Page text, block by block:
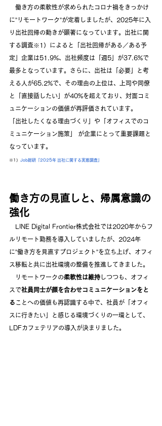
働き方の柔軟性が求められたコロナ禍をきっかけ
に”リモートワーク”が定着しましたが、2025年に入
り出社回帰の動きが顕著になっています。出社に関
する調査※1）によると「出社回帰がある／ある予
定」企業は51.9%、出社頻度は「週5」が37.6%で
最多となっています。さらに、出社は「必要」と考
える人が65.2%で、その理由の上位は、上司や同僚
と「直接話したい」が40%を超えており、対面コミ
ュニケーションの価値が再評価されています。
「出社したくなる理由づくり」や「オフィスでのコ
ミュニケーション施策」 が企業にとって重要課題と
なっています。
※1） Job総研「2025年 出社に関する実態調査」
働き方の見直しと、帰属意識の
強化
LINE Digital Frontier株式会社では2020年からフ
ルリモート勤務を導入していましたが、2024年
に”働き方を見直すプロジェクト”を立ち上げ、オフィ
ス移転と共に出社環境の整備を推進してきました。
リモートワークの柔軟性は維持 しつつも、オフィ
スで社員同士が顔を合わせコミュニケーションをと
る ことへの価値も再認識する中で、社員が「オフィ
スに行きたい」と感じる環境づくりの一環として、
LDFカフェテリアの導入が決まりました。